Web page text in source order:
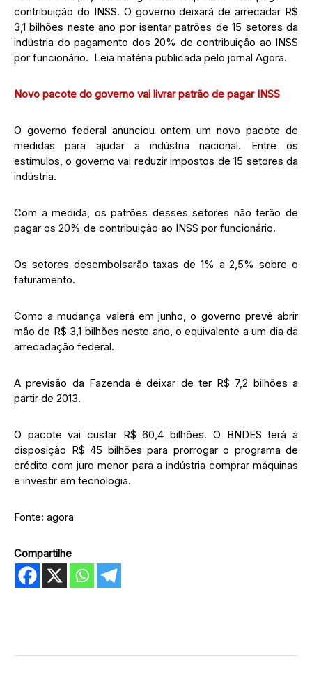
contribuição do INSS. O governo deixará de arrecadar R$
3,1 bilhões neste ano por isentar patrões de 15 setores da
indústria do pagamento dos 20% de contribuição ao INSS
por funcionário. Leia matéria publicada pelo jornal Agora.
Novo pacote do governo vai livrar patrão de pagar INSS
O governo federal anunciou ontem um novo pacote de
medidas para ajudar a indústria nacional. Entre os
estímulos, o governo vai reduzir impostos de 15 setores da
indústria.
Com a medida, os patrões desses setores não terão de
pagar os 20% de contribuição ao INSS por funcionário.
Os setores desembolsarão taxas de 1% a 2,5% sobre o
faturamento.
Como a mudança valerá em junho, o governo prevê abrir
mão de R$ 3,1 bilhões neste ano, o equivalente a um dia da
arrecadação federal.
A previsão da Fazenda é deixar de ter R$ 7,2 bilhões a
partir de 2013.
O pacote vai custar R$ 60,4 bilhões. O BNDES terá à
disposição R$ 45 bilhões para prorrogar o programa de
crédito com juro menor para a indústria comprar máquinas
e investir em tecnologia.
Fonte: agora
Compartilhe